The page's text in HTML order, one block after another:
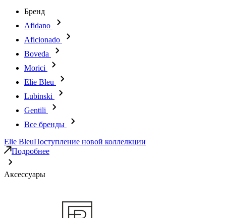
Бренд
Afidano
Aficionado
Boveda
Morici
Elie Bleu
Lubinski
Gentili
Все бренды
Elie BleuПоступление новой коллелкции
Подробнее
Аксессуары